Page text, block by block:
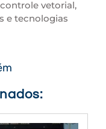
vetorial,
e tecnologias